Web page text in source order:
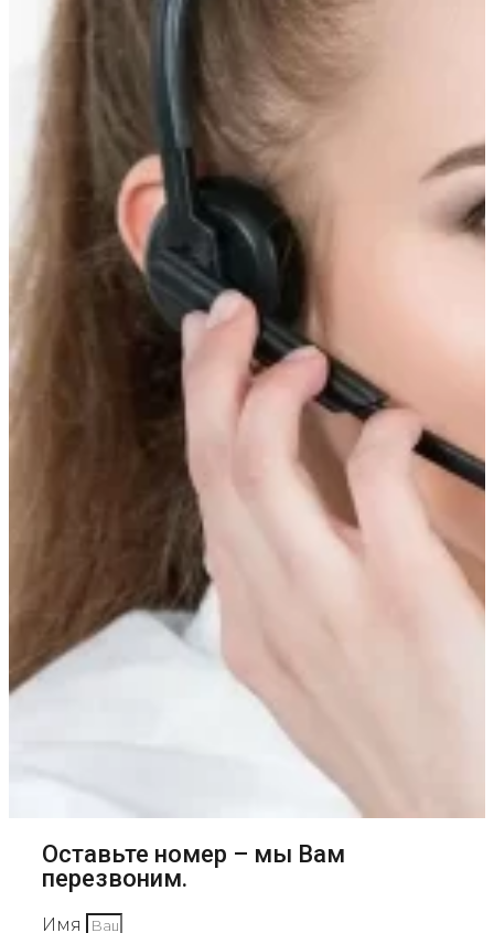
Оставьте номер – мы Вам
перезвоним.
Имя